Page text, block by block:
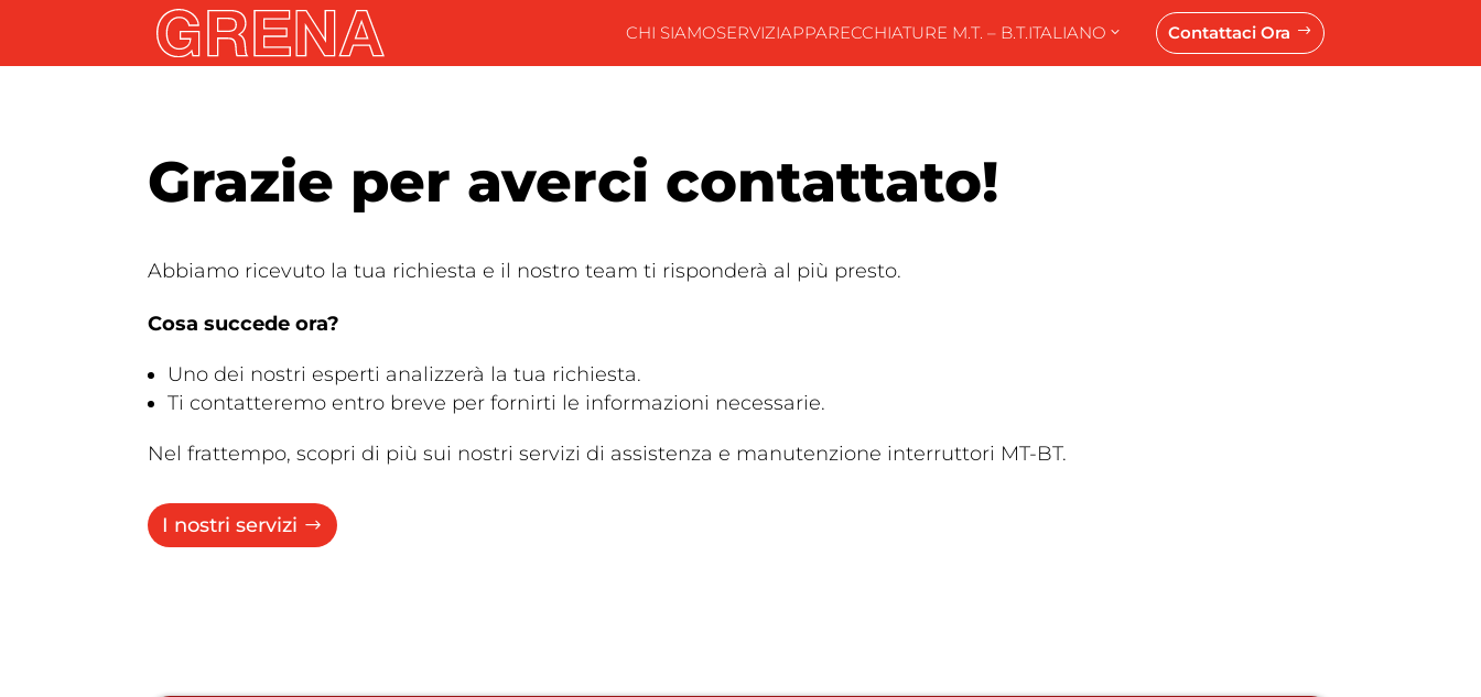
CHI SIAMOSERVIZIAPPARECCHIATURE M.T. – B.T.ITALIANO Contattaci Ora $
Grazie per averci contattato!
Abbiamo ricevuto la tua richiesta e il nostro team ti risponderà al più presto.
Cosa succede ora?
Uno dei nostri esperti analizzerà la tua richiesta.
Ti contatteremo entro breve per fornirti le informazioni necessarie.
Nel frattempo, scopri di più sui nostri servizi di assistenza e manutenzione interruttori MT-BT.
I nostri servizi